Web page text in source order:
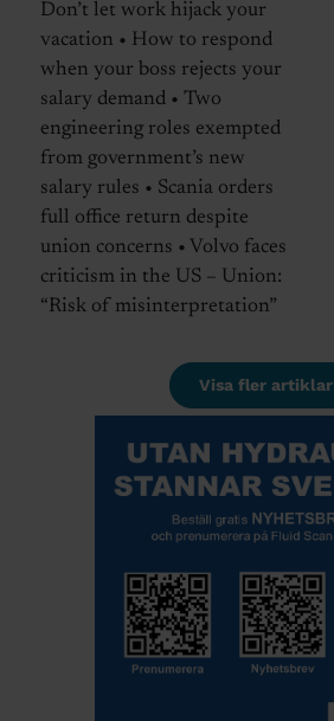
Don’t let work hijack your
vacation • How to respond
when your boss rejects your
salary demand • Two
engineering roles exempted
from government’s new
salary rules • Scania orders
full office return despite
union concerns • Volvo faces
criticism in the US – Union:
“Risk of misinterpretation”
Visa fler artiklar